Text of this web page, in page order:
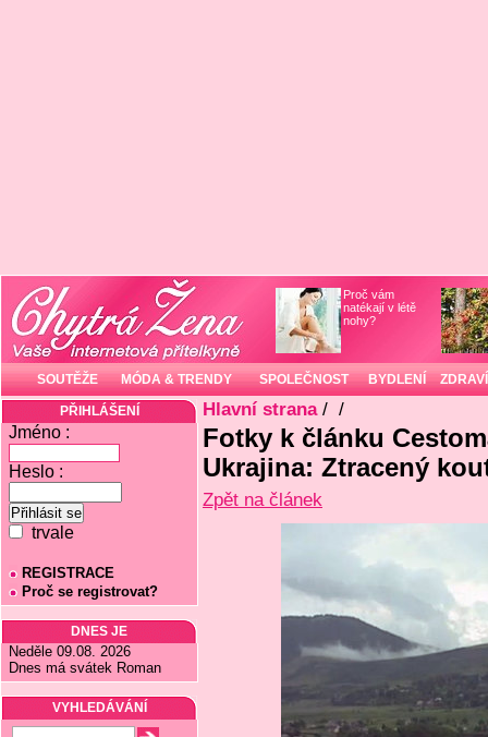
Proč vám
natékají v létě
nohy?
SOUTĚŽE MÓDA & TRENDY SPOLEČNOST BYDLENÍ ZDRAVÍ
PŘIHLÁŠENÍ
Jméno :
Heslo :
trvale
REGISTRACE
Proč se registrovat?
DNES JE
Neděle 09.08. 2026
Dnes má svátek Roman
VYHLEDÁVÁNÍ
Hlavní strana/ /
Fotky k článku
Ukrajina: Ztracený
Zpět na článek